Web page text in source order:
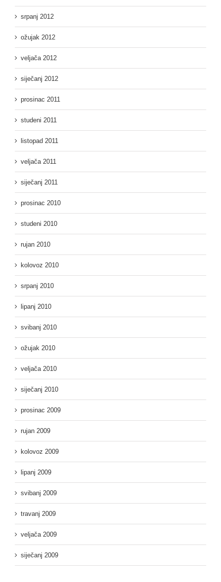
srpanj 2012
ožujak 2012
veljača 2012
siječanj 2012
prosinac 2011
studeni 2011
listopad 2011
veljača 2011
siječanj 2011
prosinac 2010
studeni 2010
rujan 2010
kolovoz 2010
srpanj 2010
lipanj 2010
svibanj 2010
ožujak 2010
veljača 2010
siječanj 2010
prosinac 2009
rujan 2009
kolovoz 2009
lipanj 2009
svibanj 2009
travanj 2009
veljača 2009
siječanj 2009